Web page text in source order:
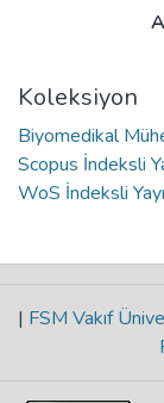
Koleksiyon
Biyomedikal
Scopus İndeksli
WoS İndeksli
| FSM Vakıf